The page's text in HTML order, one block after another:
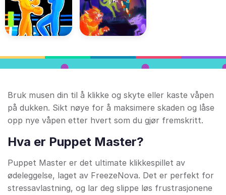
Bruk musen din til å klikke og skyte eller kaste våpen
på dukken. Sikt nøye for å maksimere skaden og låse
opp nye våpen etter hvert som du gjør fremskritt.
Hva er Puppet Master?
Puppet Master er det ultimate klikkespillet av
ødeleggelse, laget av FreezeNova. Det er perfekt for
stressavlastning, og lar deg slippe løs frustrasjonene